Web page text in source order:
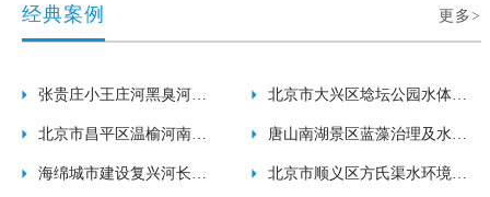
经典案例 更多>
张贵庄小王庄河黑臭河道
生态修复项目
北京市大兴区埝坛公园水体水
绵生物治理工程
北京市昌平区温榆河南庄
水库水体浮萍生物治理工
唐山南湖景区蓝藻治理及水面
保洁工程
海绵城市建设复兴河长泰 北京市顺义区方氏渠水环境综